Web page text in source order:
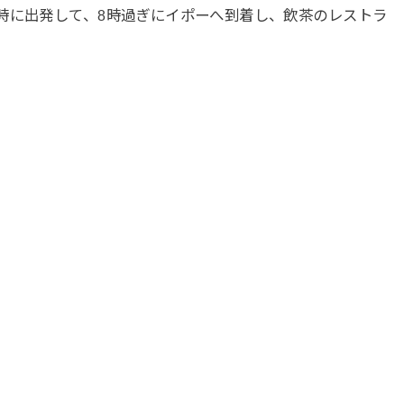
出発して、8時過ぎにイポーへ到着し、飲茶のレストラ